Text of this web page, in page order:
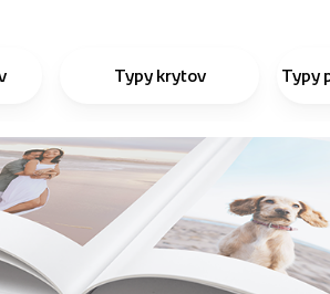
Typy krytov Typy